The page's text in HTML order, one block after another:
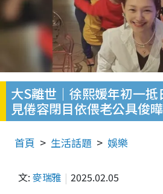
大S離世｜徐熙媛年初一
見倦容閉目依偎老公具俊曄
首頁 生活話題 娛樂
文: 麥瑞雅 2025.02.05